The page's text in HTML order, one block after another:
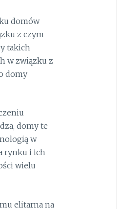
domów
z czym
takich
w związku z
domy
domy te
w
rynku i ich
wielu
elitarna na